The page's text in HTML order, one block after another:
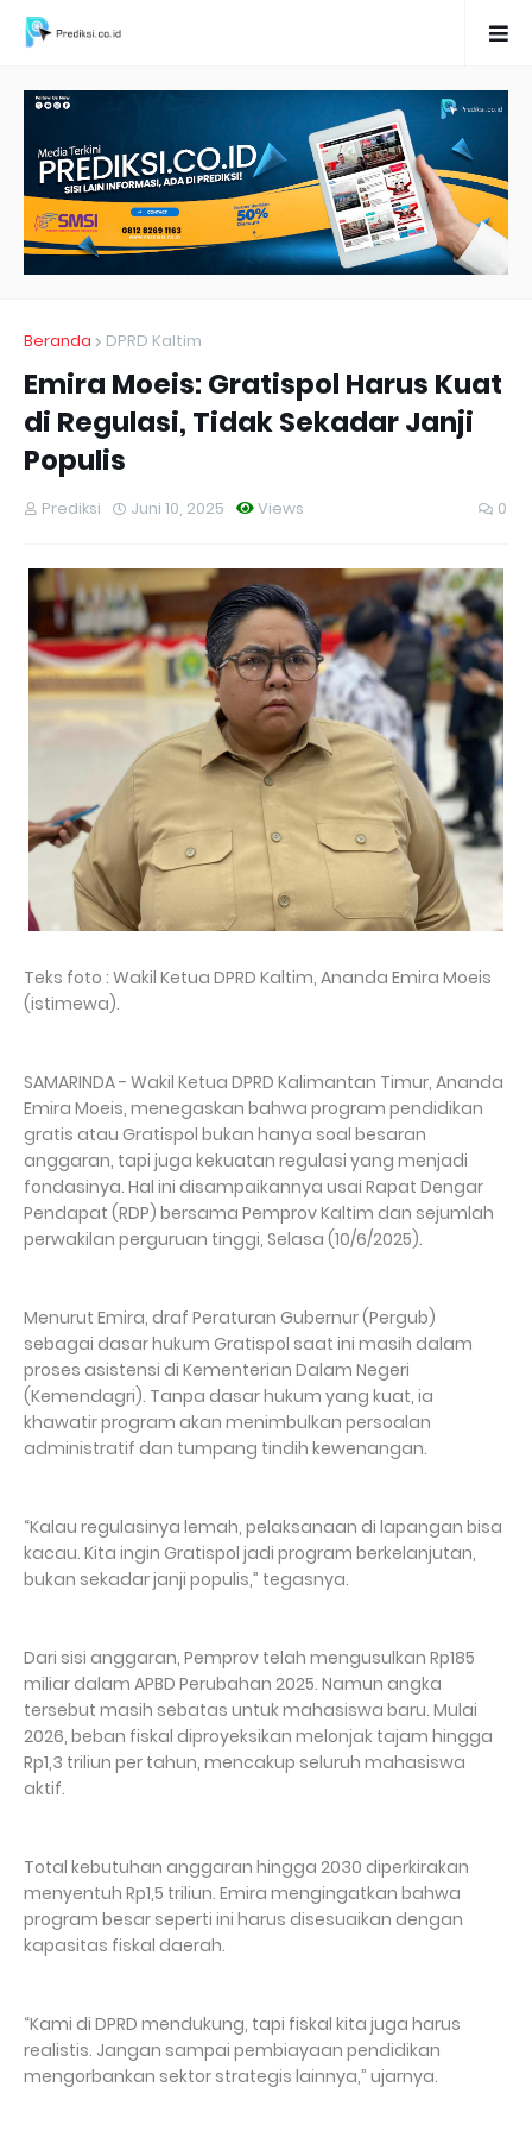
Beranda DPRD Kaltim
Emira Moeis: Gratispol Harus Kuat
di Regulasi, Tidak Sekadar Janji
Populis
Prediksi Views
Juni 10, 2025 0
Teks foto : Wakil Ketua DPRD Kaltim, Ananda Emira Moeis
(istimewa).
SAMARINDA - Wakil Ketua DPRD Kalimantan Timur, Ananda
Emira Moeis, menegaskan bahwa program pendidikan
gratis atau Gratispol bukan hanya soal besaran
anggaran, tapi juga kekuatan regulasi yang menjadi
fondasinya. Hal ini disampaikannya usai Rapat Dengar
Pendapat (RDP) bersama Pemprov Kaltim dan sejumlah
perwakilan perguruan tinggi, Selasa (10/6/2025).
Menurut Emira, draf Peraturan Gubernur (Pergub)
sebagai dasar hukum Gratispol saat ini masih dalam
proses asistensi di Kementerian Dalam Negeri
(Kemendagri). Tanpa dasar hukum yang kuat, ia
khawatir program akan menimbulkan persoalan
administratif dan tumpang tindih kewenangan.
“Kalau regulasinya lemah, pelaksanaan di lapangan bisa
kacau. Kita ingin Gratispol jadi program berkelanjutan,
bukan sekadar janji populis,” tegasnya.
Dari sisi anggaran, Pemprov telah mengusulkan Rp185
miliar dalam APBD Perubahan 2025. Namun angka
tersebut masih sebatas untuk mahasiswa baru. Mulai
2026, beban fiskal diproyeksikan melonjak tajam hingga
Rp1,3 triliun per tahun, mencakup seluruh mahasiswa
aktif.
Total kebutuhan anggaran hingga 2030 diperkirakan
menyentuh Rp1,5 triliun. Emira mengingatkan bahwa
program besar seperti ini harus disesuaikan dengan
kapasitas fiskal daerah.
“Kami di DPRD mendukung, tapi fiskal kita juga harus
realistis. Jangan sampai pembiayaan pendidikan
mengorbankan sektor strategis lainnya,” ujarnya.